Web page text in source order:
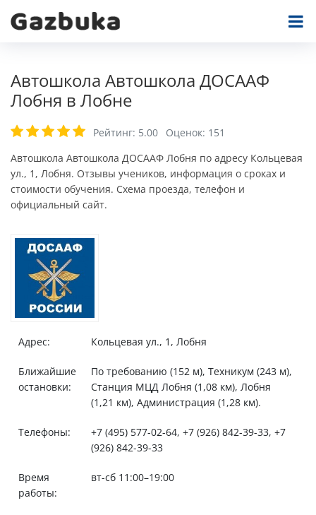
Автошкола Автошкола ДОСААФ
Лобня в Лобне
Рейтинг: 5.00 Оценок: 151
Автошкола Автошкола ДОСААФ Лобня по адресу Кольцевая
ул., 1, Лобня. Отзывы учеников, информация о сроках и
стоимости обучения. Схема проезда, телефон и
официальный сайт.
Адрес: Кольцевая ул., 1, Лобня
Ближайшие
остановки:
По требованию (152 м), Техникум (243 м),
Станция МЦД Лобня (1,08 км), Лобня
(1,21 км), Администрация (1,28 км).
Телефоны:
+7 (495) 577-02-64, +7 (926) 842-39-33, +7
(926) 842-39-33
Время
работы:
вт-сб 11:00–19:00